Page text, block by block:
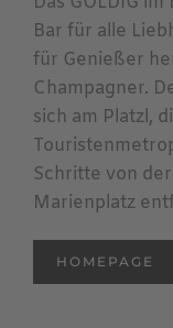
Bar für alle
für Genießer
Champagner.
sich am Platzl,
Schritte von
Marienplatz
HOMEPAGE